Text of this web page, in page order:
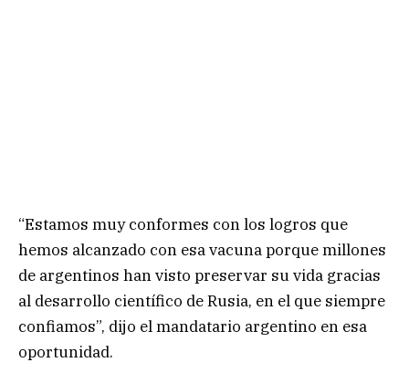
“Estamos muy conformes con los logros que
hemos alcanzado con esa vacuna porque millones
de argentinos han visto preservar su vida gracias
al desarrollo científico de Rusia, en el que siempre
confiamos”, dijo el mandatario argentino en esa
oportunidad.